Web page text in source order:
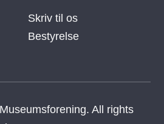
Skriv til os
Bestyrelse
All rights